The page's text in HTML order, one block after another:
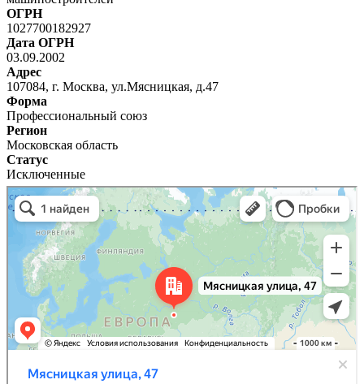
ОГРН
1027700182927
Дата ОГРН
03.09.2002
Адрес
107084, г. Москва, ул.Мясницкая, д.47
Форма
Профессиональный союз
Регион
Московская область
Статус
Исключенные